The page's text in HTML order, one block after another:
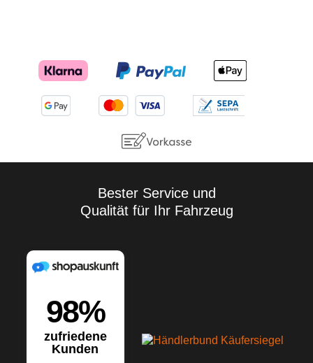
Bester Service und
Qualität für Ihr Fahrzeug